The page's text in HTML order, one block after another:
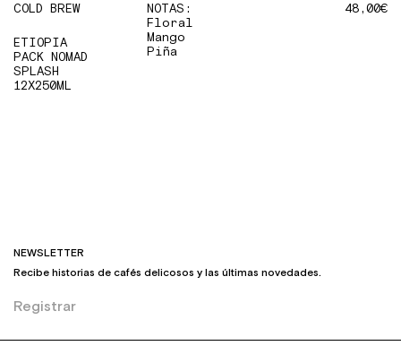
COLD BREW
ETIOPIA
PACK NOMAD
SPLASH
12X250ML
NOTAS:
Floral
Mango
Piña
48,00€
NEWSLETTER
Recibe historias de cafés delicosos y las últimas novedades.
Registrar